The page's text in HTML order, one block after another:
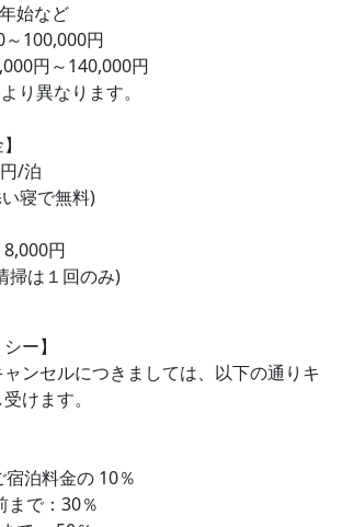
始など
円
円～140,000円
り異なります。
/泊
寝で無料)
8,000円
掃は１回のみ)
ー】
ンセルにつきましては、以下の通りキ
けます。
宿泊料金の 10％
まで：30％